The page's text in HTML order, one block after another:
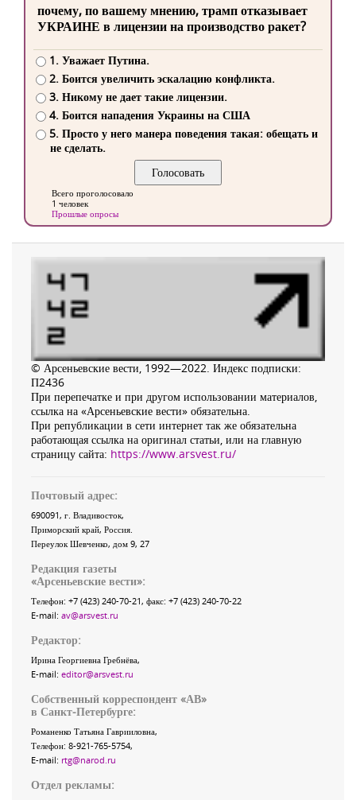
почему, по вашему мнению, трамп отказывает
УКРАИНЕ в лицензии на производство ракет?
1. Уважает Путина.
2. Боится увеличить эскалацию конфликта.
3. Никому не дает такие лицензии.
4. Боится нападения Украины на США
5. Просто у него манера поведения такая: обещать и
не сделать.
Всего проголосовало
1 человек
Прошлые опросы
© Арсеньевские вести, 1992—2022. Индекс подписки:
П2436
При перепечатке и при другом использовании материалов,
ссылка на «Арсеньевские вести» обязательна.
При републикации в сети интернет так же обязательна
работающая ссылка на оригинал статьи, или на главную
страницу сайта: https://www.arsvest.ru/
Почтовый адрес:
690091, г. Владивосток,
Приморский край, Россия
Переулок Шевченко, дом 9, 27
Редакция газеты
«Арсеньевские вести»:
Телефон: +7 (423) 240-70-21, факс: +7 (423) 240-70-22
E-mail: av@arsvest.ru
Редактор:
Ирина Георгиевна Гребнёва,
E-mail: editor@arsvest.ru
Собственный корреспондент «АВ»
в Санкт-Петербурге:
Романенко Татьяна Гаврииловна,
Телефон: 8-921-765-5754,
E-mail: rtg@narod.ru
Отдел рекламы: